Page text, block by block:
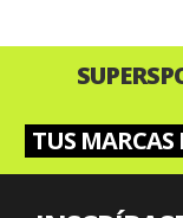
TUS MARCAS